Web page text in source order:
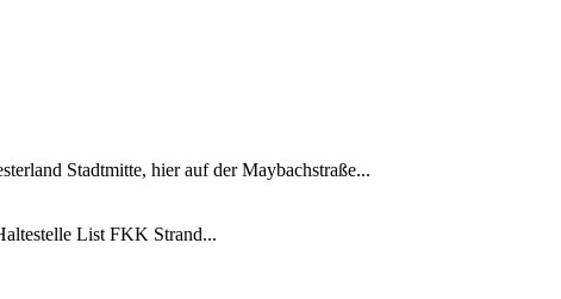
Stadtmitte, hier auf der Maybachstraße...
List FKK Strand...